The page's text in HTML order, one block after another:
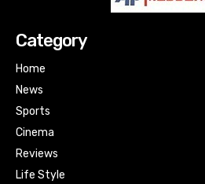
Category
Home
News
Sports
Cinema
Reviews
Life Style